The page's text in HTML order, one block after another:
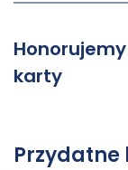
karty
Przydatne